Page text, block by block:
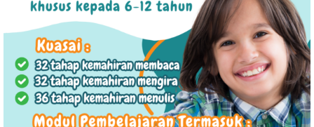
mereka boleh mula menjauhkan diri secara
emosi.
Membina Sistem Sokongan:
Hubungan
dengan keluarga, rakan, dan komuniti yang
memberikan sokongan adalah penting untuk
mangsa dalam proses pemulihan.
Pertimbangkan Langkah untuk Berhenti: